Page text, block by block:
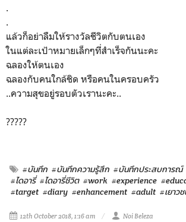
.
.
แล้วก็อย่าลืมให้รางวัลชีวิตกับตนเอง
ในแต่ละเป้าหมายเล็กๆที่สำเร็จกันนะคะ
ฉลองให้ตนเอง
ฉลองกับคนใกล้ชิด หรือคนในครอบครัว
..ความสุขอยู่รอบตัวเรานะคะ..
?????
#บันทึก #บันทึกความรู้สึก #บันทึกประสบการณ์
#ไดอารี่ #ไดอารี่ชีวิต #work #experience
#target #diary #enhancement #adult #เยาว
12th October 2018, 1:16 am Noi Beleza